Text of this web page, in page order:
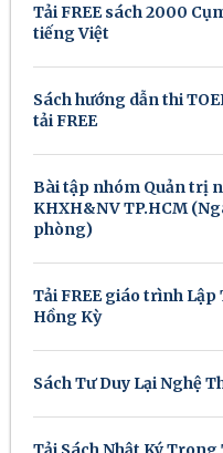
Tải FREE sách 2000
tiếng Việt
Sách hướng dẫn thi
tải FREE
Bài tập nhóm Quản trị
KHXH&NV TP.HCM
phòng)
Tải FREE giáo trình Lập
Hồng Kỳ
Sách Tư Duy Lại Nghệ